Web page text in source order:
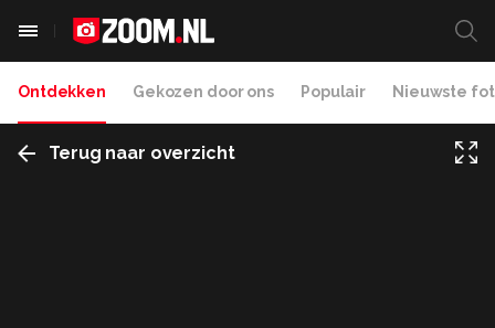
Ontdekken Gekozen door ons Populair Nieuwste
Terug naar overzicht